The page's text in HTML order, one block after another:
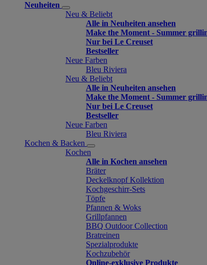
Neuheiten
Neu & Beliebt
Alle in Neuheiten ansehen
Make the Moment - Summer
Nur bei Le Creuset
Bestseller
Neue Farben
Bleu Riviera
Neu & Beliebt
Alle in Neuheiten ansehen
Make the Moment - Summer
Nur bei Le Creuset
Bestseller
Neue Farben
Bleu Riviera
Kochen & Backen
Kochen
Alle in Kochen ansehen
Bräter
Deckelknopf Kollektion
Kochgeschirr-Sets
Töpfe
Pfannen & Woks
Grillpfannen
BBQ Outdoor Collection
Bratreinen
Spezialprodukte
Kochzubehör
Online-exklusive Produkte